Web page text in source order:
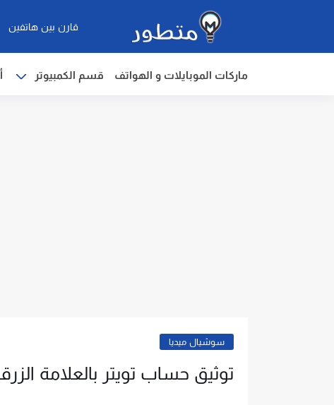
قارن بين هاتفين
ماركات الموبايلات و الهواتف قسم الكمبيوتر
سوشيال ميديا
توثيق حساب تويتر بالعلامة